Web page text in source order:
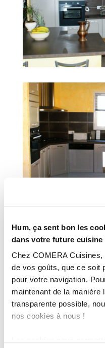
Hum, ça sent bon les
dans votre future cuisine
Chez COMERA
de vos goûts, que ce soit
pour votre navigation.
maintenant de la manière
transparente possible,
nos cookies à nous !